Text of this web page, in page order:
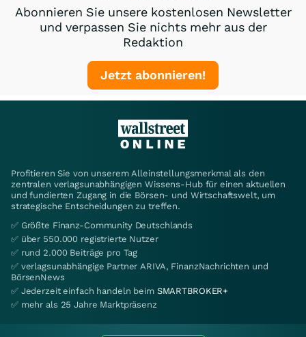
Abonnieren Sie unsere kostenlosen Newsletter
und verpassen Sie nichts mehr aus der
Redaktion
Jetzt abonnieren!
Profitieren Sie von unserem Alleinstellungsmerkmal als den
zentralen verlagsunabhängigen Wissens-Hub für einen aktuellen
und fundierten Zugang in die Börsen- und Wirtschaftswelt, um
strategische Entscheidungen zu treffen.
✅ Größte Finanz-Community Deutschlands
✅ über 550.000 registrierte Nutzer
✅ rund 2.000 Beiträge pro Tag
✅ verlagsunabhängige Partner ARIVA, FinanzNachrichten und
BörsenNews
✅ Jederzeit einfach handeln beim SMARTBROKER+
✅ mehr als 25 Jahre Marktpräsenz